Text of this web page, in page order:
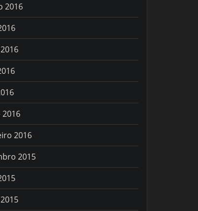
2016
2016
2016
2015